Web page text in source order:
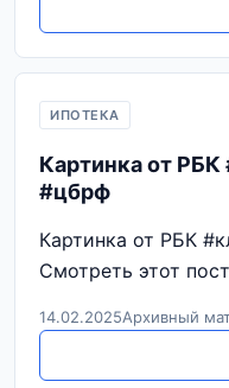
ИПОТЕКА
Картинка от РБК
#цбрф
Картинка от РБК
Смотреть этот
14.02.2025Архивный